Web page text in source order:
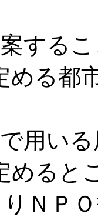
るこ
める都
いる
めると
ＮＰ